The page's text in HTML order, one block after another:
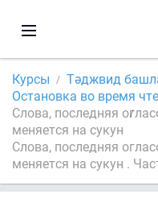
Курсы
Тәджвид
Остановка во время
Слова, последняя
меняется на сукун
Слова, последняя
меняется на сукун .